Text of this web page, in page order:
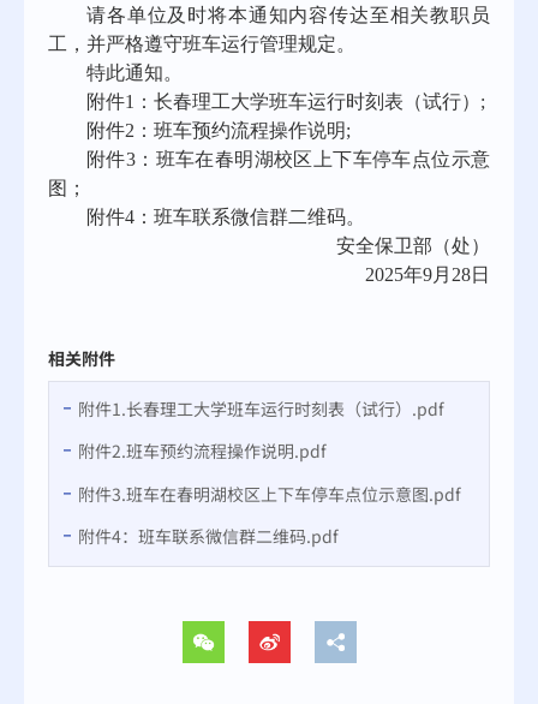
请各单位及时将本通知内容传达至相关教职员
工，并严格遵守班车运行管理规定。
特此通知。
附件1 ： 长春理工大学班车运行时刻表 （试行） ;
附件2 ： 班车预约流程操作说明;
附件3： 班车在春明湖校区上下车停车点位示意
图 ；
附件4：班车联系微信群二维码。
安全保卫部（处）
2025年9月28日
相关附件
附件1.长春理工大学班车运行时刻表（试行）.pdf
附件2.班车预约流程操作说明.pdf
附件3.班车在春明湖校区上下车停车点位示意图.pdf
附件4：班车联系微信群二维码.pdf